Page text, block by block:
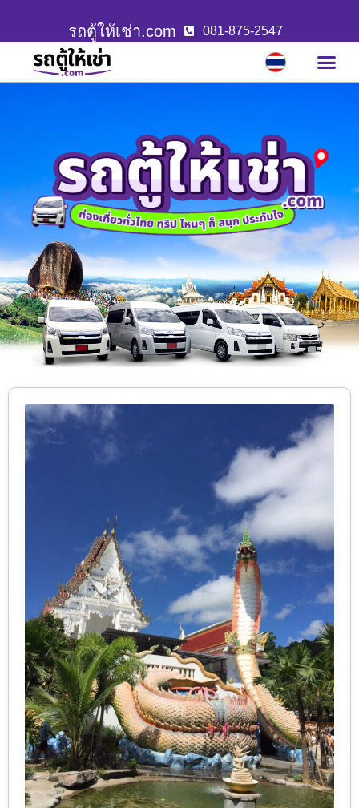
รถตู้ให้เช่า.com 081-875-2547